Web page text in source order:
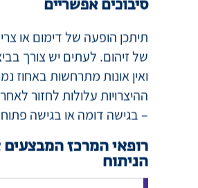
האחוזים הגבוהים תלוי
תיתכן הופעה של דימום או
של זיהום. לעתים יש צורך
ואין אונות מתרחשות באחוז
ההיצרויות עלולות לחזור
– בגישה דומה או בגישה